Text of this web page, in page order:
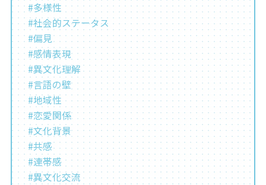
#多様性
#社会的ステータス
#偏見
#感情表現
#異文化理解
#言語の壁
#地域性
#恋愛関係
#文化背景
#共感
#連帯感
#異文化交流